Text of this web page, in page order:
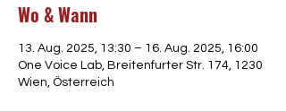
Wo & Wann
13. Aug. 2025, 13:30 – 16. Aug. 2025, 16:00
One Voice Lab, Breitenfurter Str. 174, 1230
Wien, Österreich